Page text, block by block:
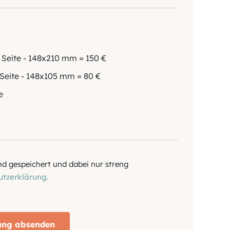
- 148x210 mm = 150 €
- 148x105 mm = 80 €
gespeichert und dabei nur streng
absenden